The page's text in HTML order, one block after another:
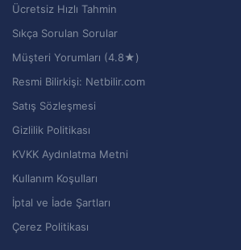
Ücretsiz Hızlı Tahmin
Sıkça Sorulan Sorular
Müşteri Yorumları (4.8★)
Resmi Bilirkişi: Netbilir.com
Satış Sözleşmesi
Gizlilik Politikası
KVKK Aydınlatma Metni
Kullanım Koşulları
İptal ve İade Şartları
Çerez Politikası